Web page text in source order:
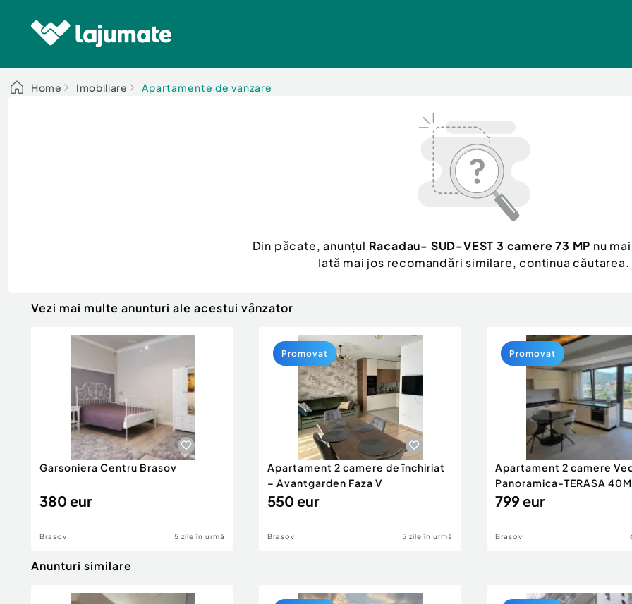
Home Imobiliare Apartamente de vanzare
Din păcate, anunțul Racadau- SUD-VEST 3 camere 73 MP nu
Iată mai jos recomandări similare, continua căutarea.
Vezi mai multe anunturi ale acestui vânzator
Garsoniera Centru Brasov
380 eur
Brasov 5 zile în urmă
Apartament 2 camere de închiriat
– Avantgarden Faza V
550 eur
Brasov 5 zile în urmă
Promovat
Apartament 2 camere
Panoramica-TERASA
799 eur
Brasov
Promovat
Anunturi similare